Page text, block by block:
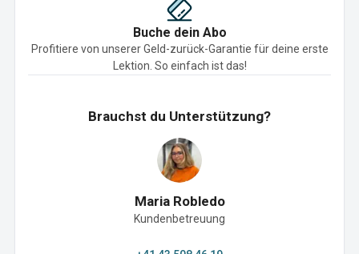
Buche dein Abo
Profitiere von unserer Geld-zurück-Garantie für deine erste
Lektion. So einfach ist das!
Brauchst du Unterstützung?
Maria Robledo
Kundenbetreuung